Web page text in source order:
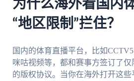
为什么海外看国内
“地区限制”拦住？
国内的体育直播平台，比如
咪咕视频等，都和赛事方签订了
的版权协议。当你在海外打开这些